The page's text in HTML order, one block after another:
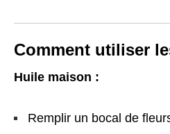
Comment utiliser
Huile maison :
Remplir un bocal de